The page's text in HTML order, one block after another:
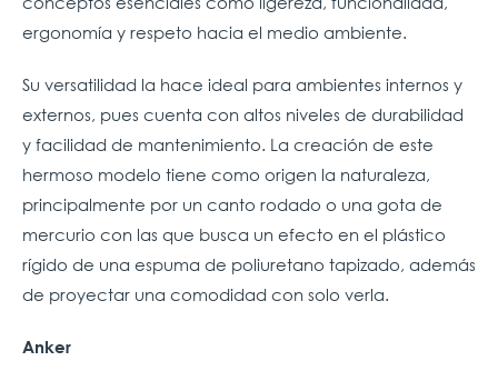
ergonomía y respeto hacia el medio ambiente.
Su versatilidad la hace ideal para ambientes internos y
externos, pues cuenta con altos niveles de durabilidad
y facilidad de mantenimiento. La creación de este
hermoso modelo tiene como origen la naturaleza,
principalmente por un canto rodado o una gota de
mercurio con las que busca un efecto en el plástico
rígido de una espuma de poliuretano tapizado, además
de proyectar una comodidad con solo verla.
Anker